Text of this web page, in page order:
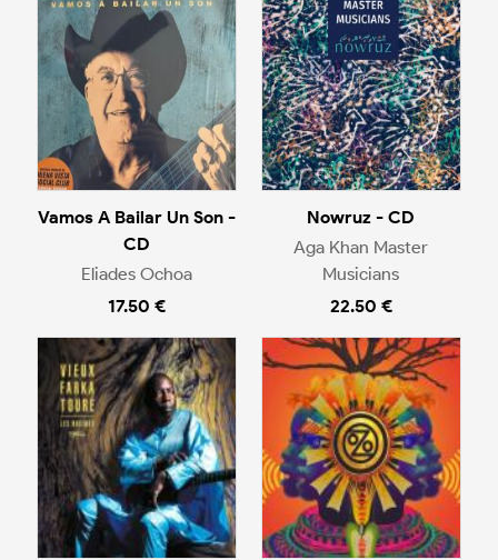
Vamos A Bailar Un Son -
CD
Eliades Ochoa
17.50 €
Nowruz - CD
Aga Khan Master
Musicians
22.50 €